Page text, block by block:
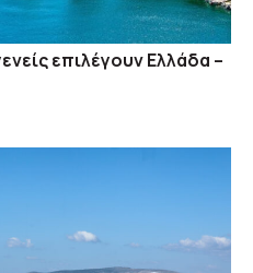
επιλέγουν Ελλάδα –